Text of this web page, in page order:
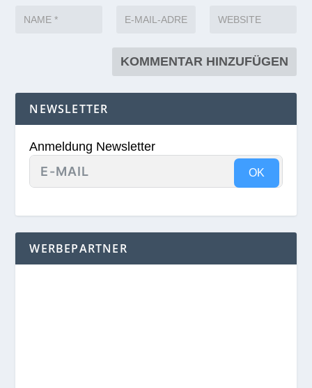
NEWSLETTER
Anmeldung Newsletter
OK
WERBEPARTNER